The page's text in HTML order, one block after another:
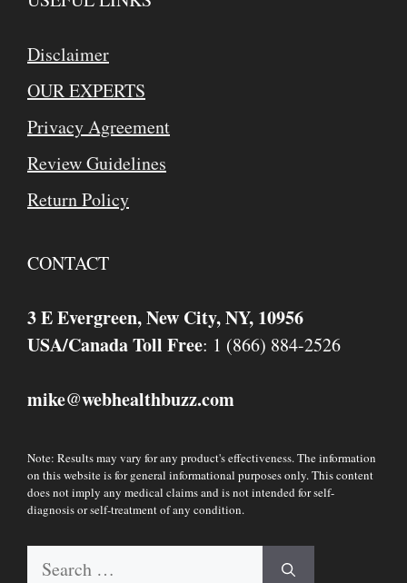
Disclaimer
OUR EXPERTS
Privacy Agreement
Review Guidelines
Return Policy
CONTACT
3 E Evergreen, New City, NY, 10956
USA/Canada Toll Free: 1 (866) 884-2526
mike@webhealthbuzz.com
Note: Results may vary for any product's effectiveness. The information
on this website is for general informational purposes only. This content
does not imply any medical claims and is not intended for self-
diagnosis or self-treatment of any condition.
Search